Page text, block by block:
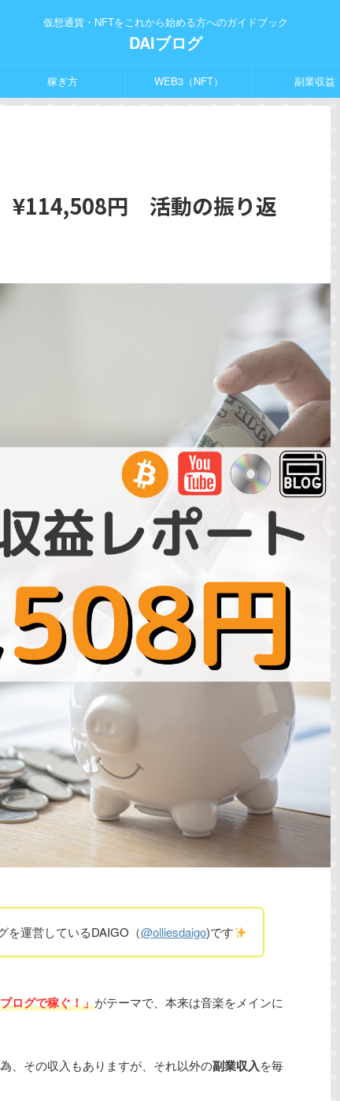
仮想通貨・NFTをこれから始める方へのガイドブック
DAIブログ
稼ぎ方 WEB3（NFT） 副業収益
¥114,508円 活動の振り返
を運営しているDAIGO（@olliesdaigo)です
ログで稼ぐ！」がテーマで、本来は音楽をメインに
為、その収入もありますが、それ以外の副業収入を毎